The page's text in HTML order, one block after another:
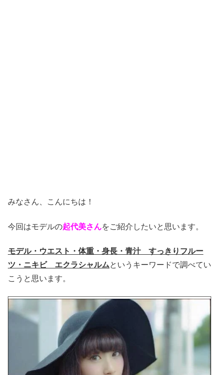
みなさん、こんにちは！
今回はモデルの起代美さんをご紹介したいと思います。
モデル・ウエスト・体重・身長・青汁 すっきりフルー
ツ・ニキビ エクラシャルムというキーワードで調べてい
こうと思います。